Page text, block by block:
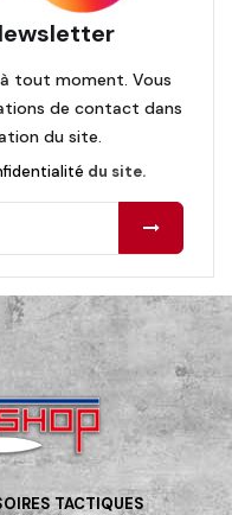
tout moment. Vous
de contact dans
du site.
du site.
TACTIQUES